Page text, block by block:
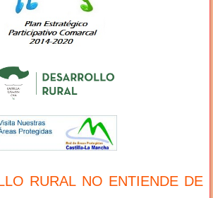
RURAL NO ENTIENDE DE